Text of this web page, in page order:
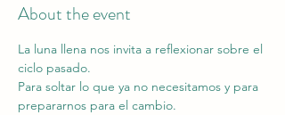
About the event
La luna llena nos invita a reflexionar sobre el
ciclo pasado.
Para soltar lo que ya no necesitamos y para
prepararnos para el cambio.